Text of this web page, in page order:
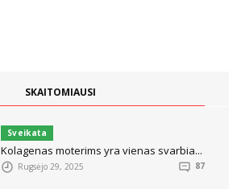
SKAITOMIAUSI
Sveikata
Kolagenas moterims yra vienas svarbia...
Rugsėjo 29, 2025 87